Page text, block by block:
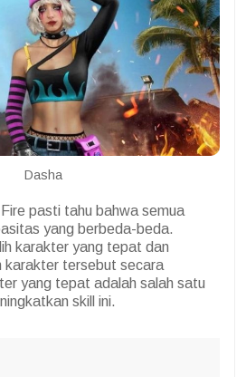
Dasha
pasti tahu bahwa semua
yang berbeda-beda.
karakter yang tepat dan
karakter tersebut secara
yang tepat adalah salah satu
skill ini.